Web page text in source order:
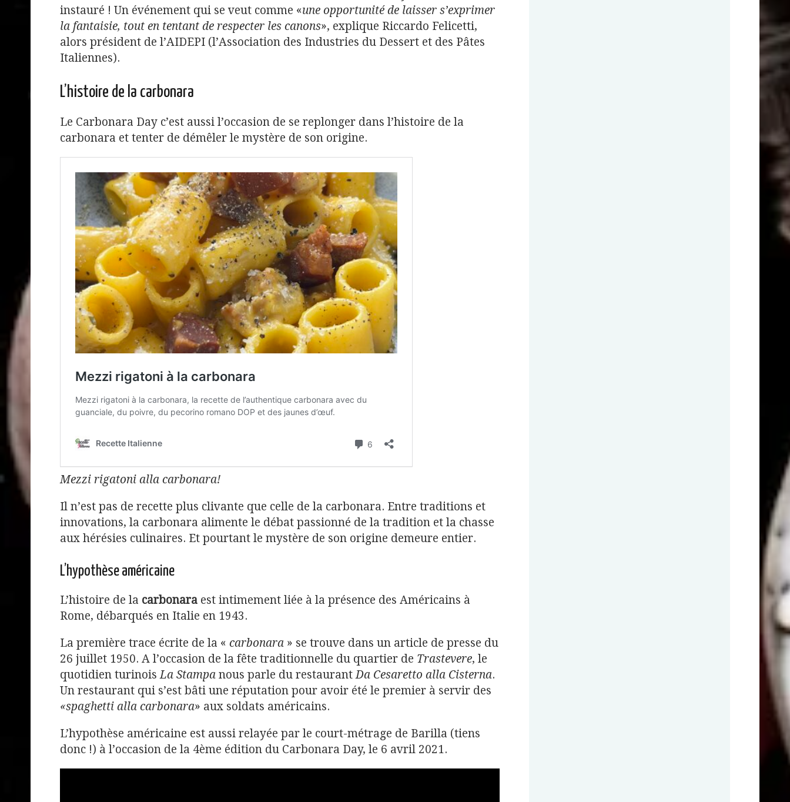
instauré ! Un événement qui se veut comme «une opportunité de laisser s’exprimer
la fantaisie, tout en tentant de respecter les canons», explique Riccardo Felicetti,
alors président de l’AIDEPI (l’Association des Industries du Dessert et des Pâtes
Italiennes).
L’histoire de la carbonara
Le Carbonara Day c’est aussi l’occasion de se replonger dans l’histoire de la
carbonara et tenter de démêler le mystère de son origine.
Mezzi rigatoni alla carbonara!
Il n’est pas de recette plus clivante que celle de la carbonara. Entre traditions et
innovations, la carbonara alimente le débat passionné de la tradition et la chasse
aux hérésies culinaires. Et pourtant le mystère de son origine demeure entier.
L’hypothèse américaine
L’histoire de la carbonara est intimement liée à la présence des Américains à
Rome, débarqués en Italie en 1943.
La première trace écrite de la « carbonara » se trouve dans un article de presse du
26 juillet 1950. A l’occasion de la fête traditionnelle du quartier de Trastevere, le
quotidien turinoisLa Stampa nous parle du restaurantDa Cesaretto alla Cisterna.
Un restaurant qui s’est bâti une réputation pour avoir été le premier à servir des
«spaghetti alla carbonara» aux soldats américains.
L’hypothèse américaine est aussi relayée par le court-métrage de Barilla (tiens
donc !) à l’occasion de la 4ème édition du Carbonara Day, le 6 avril 2021.